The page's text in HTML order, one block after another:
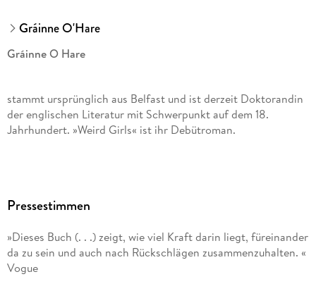
Gráinne O'Hare
Gráinne O Hare
stammt ursprünglich aus Belfast und ist derzeit Doktorandin
der englischen Literatur mit Schwerpunkt auf dem 18.
Jahrhundert. »Weird Girls« ist ihr Debütroman.
Düsseldorf und übersetzt seitdem aus dem Englischen. Sie ist
die deutsche Stimme von Carmen Maria Machado, Donal
Ryan und Anna Burns. 2021 erhielt sie den Förderpreis zum
Pressestimmen
»Dieses Buch (. . .) zeigt, wie viel Kraft darin liegt, füreinander
da zu sein und auch nach Rückschlägen zusammenzuhalten. «
Vogue